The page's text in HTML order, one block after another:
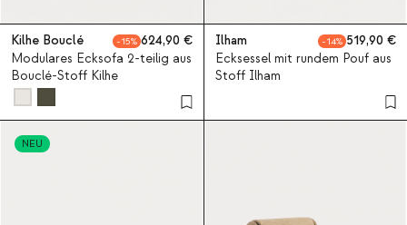
Kilhe Bouclé 15
624,90
Modulares Ecksofa 2-teilig aus
Bouclé-Stoff Kilhe
Ilham 14
519,90
Ecksessel mit rundem Pouf aus
Stoff Ilham
NEU